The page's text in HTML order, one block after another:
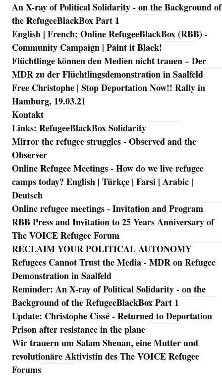
Navigation
An X-ray of Political Solidarity - on the Background of
the RefugeeBlackBox Part 1
English | French: Online RefugeeBlackBox (RBB) -
Community Campaign | Paint it Black!
Flüchtlinge können den Medien nicht trauen – Der
MDR zu der Flüchtlingsdemonstration in Saalfeld
Free Christophe | Stop Deportation Now!! Rally in
Hamburg, 19.03.21
Kontakt
Links: RefugeeBlackBox Solidarity
Mirror the refugee struggles - Observed and the
Observer
Online Refugee Meetings - How do we live refugee
camps today? English | Türkçe | Farsi | Arabic |
Deutsch
Online refugee meetings - Invitation and Program
RBB Press and Invitation to 25 Years Anniversary of
The VOICE Refugee Forum
RECLAIM YOUR POLITICAL AUTONOMY
Refugees Cannot Trust the Media - MDR on Refugee
Demonstration in Saalfeld
Reminder: An X-ray of Political Solidarity - on the
Background of the RefugeeBlackBox Part 1
Update: Christophe Cissé - Returned to Deportation
Prison after resistance in the plane
Wir trauern um Salam Shenan, eine Mutter und
revolutionäre Aktivistin des The VOICE Refugee
Forums